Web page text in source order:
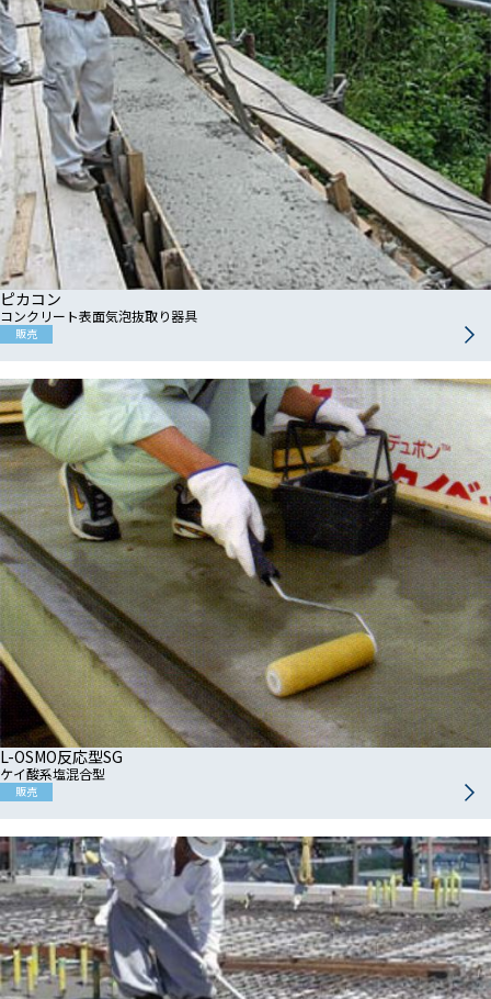
ピカコン
コンクリート表面気泡抜取り器具
販売
L-OSMO反応型SG
ケイ酸系塩混合型
販売